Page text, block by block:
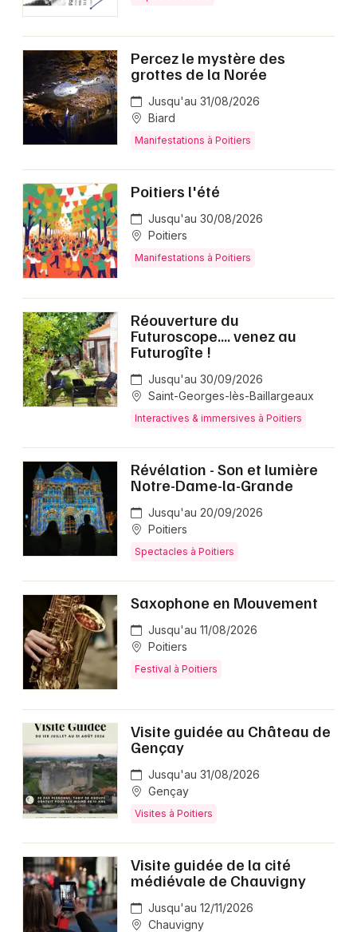
Percez le mystère des
grottes de la Norée
Jusqu'au 31/08/2026
Biard
Manifestations à Poitiers
Poitiers l'été
Jusqu'au 30/08/2026
Poitiers
Manifestations à Poitiers
Réouverture du
Futuroscope.... venez au
Futurogîte !
Jusqu'au 30/09/2026
Saint-Georges-lès-Baillargeaux
Interactives & immersives à Poitiers
Révélation - Son et lumière
Notre-Dame-la-Grande
Jusqu'au 20/09/2026
Poitiers
Spectacles à Poitiers
Saxophone en Mouvement
Jusqu'au 11/08/2026
Poitiers
Festival à Poitiers
Visite guidée au Château de
Gençay
Jusqu'au 31/08/2026
Gençay
Visites à Poitiers
Visite guidée de la cité
médiévale de Chauvigny
Jusqu'au 12/11/2026
Chauvigny